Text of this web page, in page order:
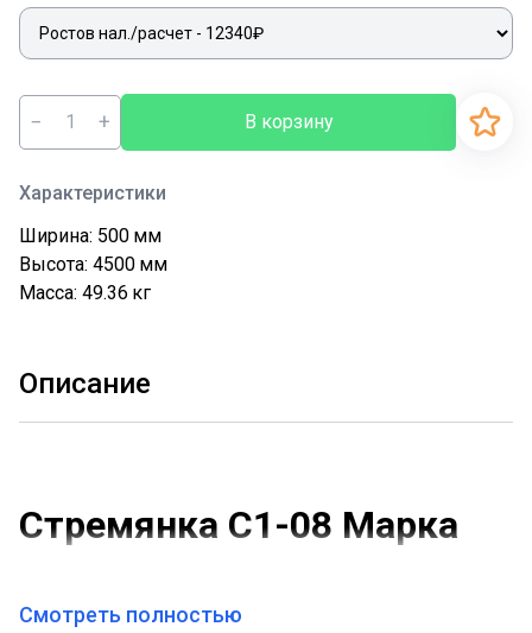
− + В корзину
Характеристики
Ширина: 500 мм
Высота: 4500 мм
Масса: 49.36 кг
Описание
Стремянка С1-08 Марка
Смотреть полностью